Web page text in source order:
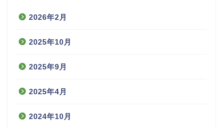
2026年2月
2025年10月
2025年9月
2025年4月
2024年10月